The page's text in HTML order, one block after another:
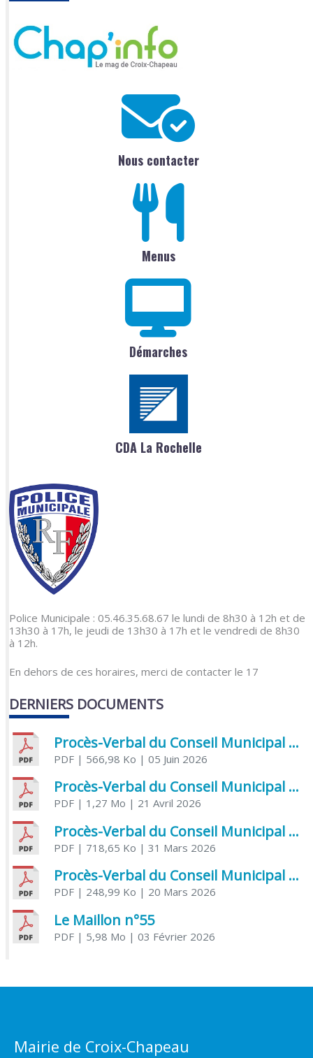
Nous contacter
Menus
Démarches
CDA La Rochelle
Police Municipale : 05.46.35.68.67 le lundi de 8h30 à 12h et de
13h30 à 17h, le jeudi de 13h30 à 17h et le vendredi de 8h30
à 12h.
En dehors de ces horaires, merci de contacter le 17
DERNIERS DOCUMENTS
Procès-Verbal du Conseil Municipal du 5 juin 2026
PDF| 566,98 Ko | 05 Juin 2026
Procès-Verbal du Conseil Municipal du 21 avril 2026
PDF| 1,27 Mo | 21 Avril 2026
Procès-Verbal du Conseil Municipal du 31 mars 2026
PDF| 718,65 Ko | 31 Mars 2026
Procès-Verbal du Conseil Municipal du 20 mars 2026
PDF| 248,99 Ko | 20 Mars 2026
Le Maillon n°55
PDF| 5,98 Mo | 03 Février 2026
Mairie de Croix-Chapeau